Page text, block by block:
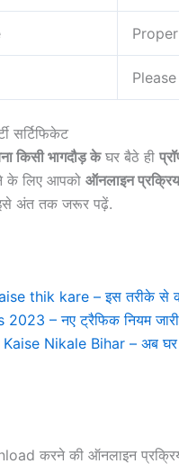
सर्टिफिकेट
किसी भागदौड़ केघर बैठे ही
के लिए आपको ऑनलाइन
इसे अंत तक जरूर पढ़ें.
thik kare – इस तरीके से
– नए ट्रैफिक नियम
Nikale Bihar – अब घर
करने की ऑनलाइन